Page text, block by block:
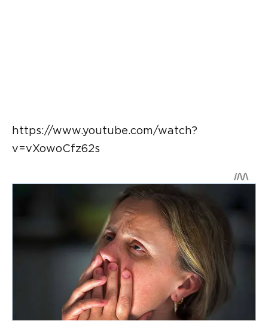
https://www.youtube.com/watch?
v=vXowoCfz62s